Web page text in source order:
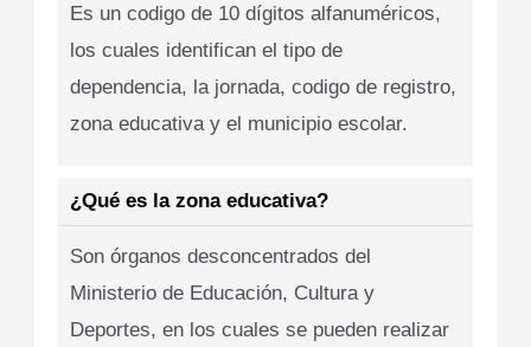
Es un codigo de 10 dígitos alfanuméricos,
los cuales identifican el tipo de
dependencia, la jornada, codigo de registro,
zona educativa y el municipio escolar.
¿Qué es la zona educativa?
Son órganos desconcentrados del
Ministerio de Educación, Cultura y
Deportes, en los cuales se pueden realizar